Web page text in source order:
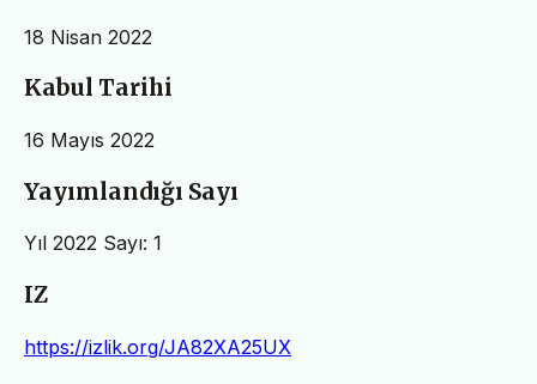
18 Nisan 2022
Kabul Tarihi
16 Mayıs 2022
Yayımlandığı Sayı
Yıl 2022 Sayı: 1
IZ
https://izlik.org/JA82XA25UX